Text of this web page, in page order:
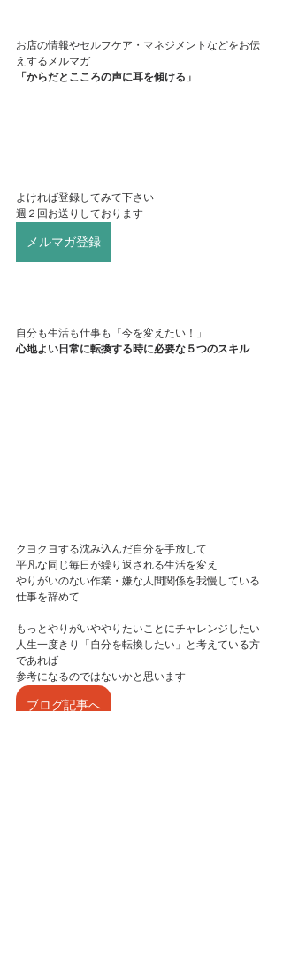
お店の情報やセルフケア・マネジメントなどをお伝
えするメルマガ
「からだとこころの声に耳を傾ける」
よければ登録してみて下さい
週２回お送りしております
メルマガ登録
自分も生活も仕事も「今を変えたい！」
心地よい日常に転換する時に必要な５つのスキル
クヨクヨする沈み込んだ自分を手放して
平凡な同じ毎日が繰り返される生活を変え
やりがいのない作業・嫌な人間関係を我慢している
仕事を辞めて
もっとやりがいややりたいことにチャレンジしたい
人生一度きり「自分を転換したい」と考えている方
であれば
参考になるのではないかと思います
ブログ記事へ